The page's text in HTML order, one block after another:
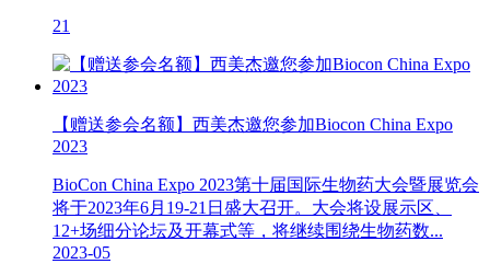
21
【赠送参会名额】西美杰邀您参加Biocon China Expo
2023
BioCon China Expo 2023第十届国际生物药大会暨展览会
将于2023年6月19-21日盛大召开。大会将设展示区、
12+场细分论坛及开幕式等，将继续围绕生物药数...
2023-05